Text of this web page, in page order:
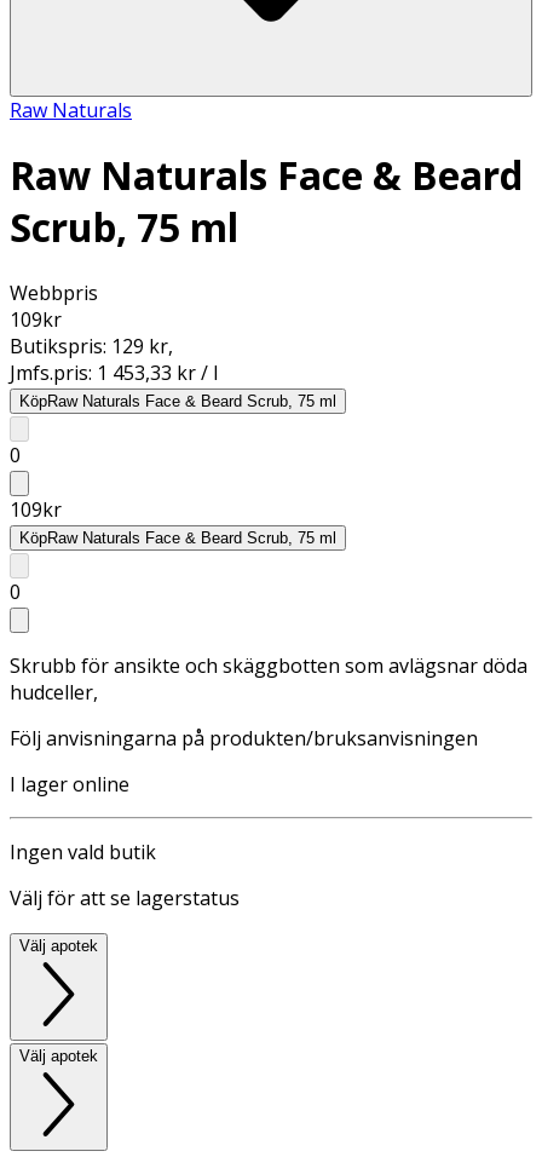
Raw Naturals
Raw Naturals Face & Beard
Scrub, 75 ml
Webbpris
109kr
Butikspris: 129 kr,
Jmfs.pris: 1 453,33 kr / l
KöpRaw Naturals Face & Beard Scrub, 75 ml
0
109kr
KöpRaw Naturals Face & Beard Scrub, 75 ml
0
Skrubb för ansikte och skäggbotten som avlägsnar döda
hudceller,
Följ anvisningarna på produkten/bruksanvisningen
I lager online
Ingen vald butik
Välj för att se lagerstatus
Välj apotek
Välj apotek